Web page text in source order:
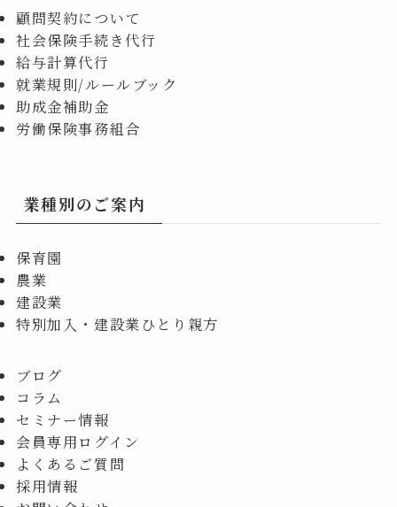
顧問契約について
社会保険手続き代行
給与計算代行
就業規則/ルールブック
助成金補助金
労働保険事務組合
業種別のご案内
保育園
農業
建設業
特別加入・建設業ひとり親方
ブログ
コラム
セミナー情報
会員専用ログイン
よくあるご質問
採用情報